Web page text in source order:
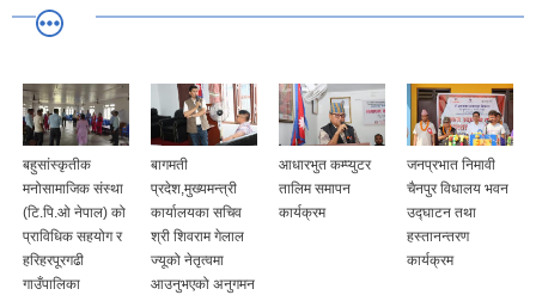
बहुसांस्कृतीक
मनोसामाजिक संस्था
(टि.पि.ओ नेपाल) को
प्राविधिक सहयोग र
हरिहरपूरगढी
गाउँपालिका
बागमती
प्रदेश,मुख्यमन्त्री
कार्यालयका सचिव
श्री शिवराम गेलाल
ज्यूको नेतृत्वमा
आउनुभएको अनुगमन
आधारभुत कम्प्युटर
तालिम समापन
कार्यक्रम
जनप्रभात निमावी
चैनपुर विधालय भवन
उद्घाटन तथा
हस्तानन्तरण
कार्यक्रम